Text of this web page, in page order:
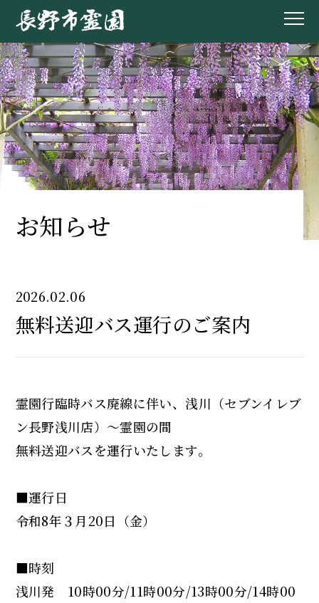
お知らせ
2026.02.06
無料送迎バス運行のご案内
霊園行臨時バス廃線に伴い、浅川（セブンイレブ
ン長野浅川店）～霊園の間
無料送迎バスを運行いたします。
■運行日
令和8年３月20日（金）
■時刻
浅川発 10時00分/11時00分/13時00分/14時00